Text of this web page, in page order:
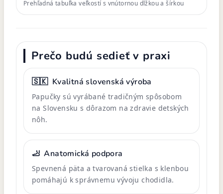
Prehľadná tabuľka veľkostí s vnútornou dĺžkou a šírkou
Prečo budú sedieť v praxi
🇸🇰 Kvalitná slovenská výroba
Papučky sú vyrábané tradičným spôsobom
na Slovensku s dôrazom na zdravie detských
nôh.
🦶 Anatomická podpora
Spevnená päta a tvarovaná stielka s klenbou
pomáhajú k správnemu vývoju chodidla.